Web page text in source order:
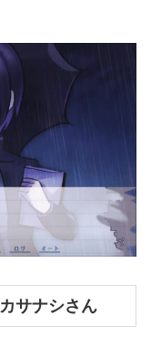
サナシさん